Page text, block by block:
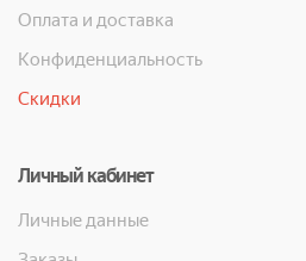
Оплата и доставка
Конфиденциальность
Скидки
Личный кабинет
Личные данные